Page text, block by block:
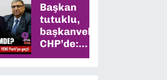
Başkan
tutuklu,
başkanvekili
CHP’de:
Meclis